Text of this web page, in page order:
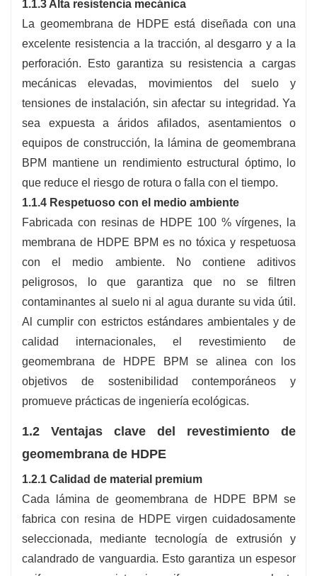
1.1.3 Alta resistencia mecánica
La geomembrana de HDPE está diseñada con una
excelente resistencia a la tracción, al desgarro y a la
perforación. Esto garantiza su resistencia a cargas
mecánicas elevadas, movimientos del suelo y
tensiones de instalación, sin afectar su integridad. Ya
sea expuesta a áridos afilados, asentamientos o
equipos de construcción, la lámina de geomembrana
BPM mantiene un rendimiento estructural óptimo, lo
que reduce el riesgo de rotura o falla con el tiempo.
1.1.4 Respetuoso con el medio ambiente
Fabricada con resinas de HDPE 100 % vírgenes, la
membrana de HDPE BPM es no tóxica y respetuosa
con el medio ambiente. No contiene aditivos
peligrosos, lo que garantiza que no se filtren
contaminantes al suelo ni al agua durante su vida útil.
Al cumplir con estrictos estándares ambientales y de
calidad internacionales, el revestimiento de
geomembrana de HDPE BPM se alinea con los
objetivos de sostenibilidad contemporáneos y
promueve prácticas de ingeniería ecológicas.
1.2 Ventajas clave del revestimiento de
geomembrana de HDPE
1.2.1 Calidad de material premium
Cada lámina de geomembrana de HDPE BPM se
fabrica con resina de HDPE virgen cuidadosamente
seleccionada, mediante tecnología de extrusión y
calandrado de vanguardia. Esto garantiza un espesor